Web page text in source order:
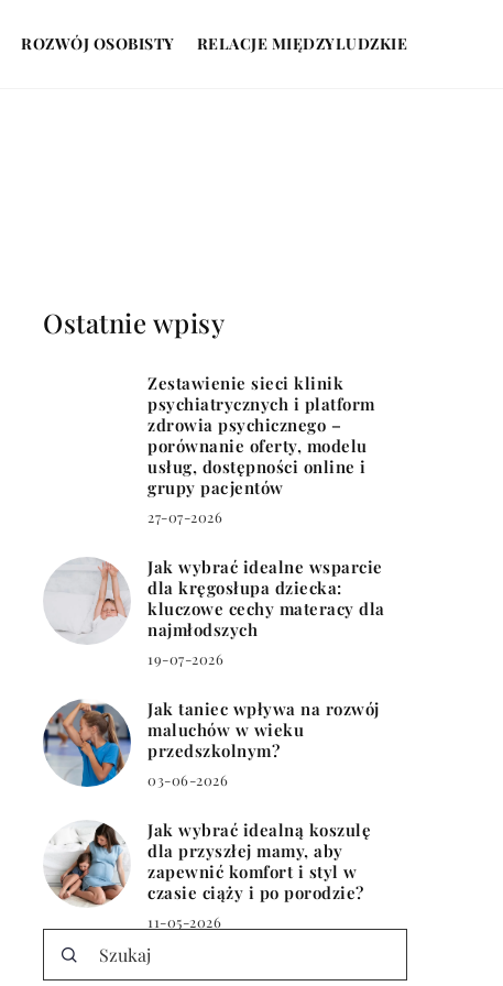
ROZWÓJ OSOBISTY RELACJE MIĘDZYLUDZKIE
Ostatnie wpisy
Zestawienie sieci klinik
psychiatrycznych i platform
zdrowia psychicznego –
porównanie oferty, modelu
usług, dostępności online i
grupy pacjentów
27-07-2026
Jak wybrać idealne wsparcie
dla kręgosłupa dziecka:
kluczowe cechy materacy dla
najmłodszych
19-07-2026
Jak taniec wpływa na rozwój
maluchów w wieku
przedszkolnym?
03-06-2026
Jak wybrać idealną koszulę
dla przyszłej mamy, aby
zapewnić komfort i styl w
czasie ciąży i po porodzie?
11-05-2026